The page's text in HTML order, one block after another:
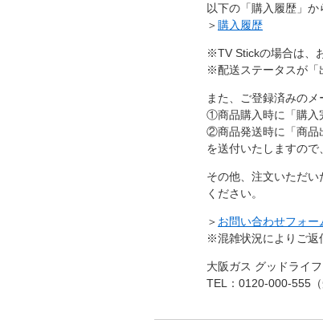
以下の「購入履歴」
＞ 購入履歴
※TV Stickの場合は、
※配送ステータスが「
また、ご登録済みのメ
①商品購入時に「購入
②商品発送時に「商品
を送付いたしますので
その他、注文いただ
ください。
＞ お問い合わせフォー
※混雑状況によりご返
大阪ガス グッドライ
TEL：0120-000-555